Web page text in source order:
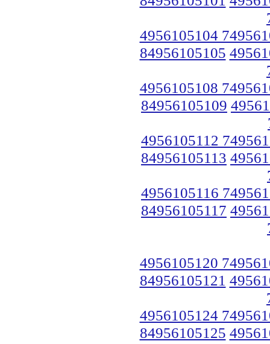
4956105104
84956105105
4956105108
84956105109
4956105112
84956105113
4956105116
84956105117
4956105120
84956105121
4956105124
84956105125